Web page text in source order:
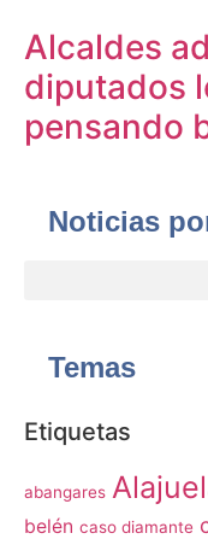
Alcaldes
diputados
pensando
Noticias
Temas
Etiquetas
abangares
belén caso diamante